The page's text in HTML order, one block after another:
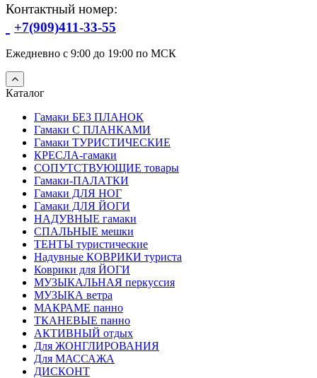
Контактный номер:
+7(909)411-33-55
Ежедневно с 9:00 до 19:00 по МСК
Каталог
Гамаки БЕЗ ПЛАНОК
Гамаки С ПЛАНКАМИ
Гамаки ТУРИСТИЧЕСКИЕ
КРЕСЛА-гамаки
СОПУТСТВУЮЩИЕ товары
Гамаки-ПАЛАТКИ
Гамаки ДЛЯ НОГ
Гамаки ДЛЯ ЙОГИ
НАДУВНЫЕ гамаки
СПАЛЬНЫЕ мешки
ТЕНТЫ туристические
Надувные КОВРИКИ туриста
Коврики для ЙОГИ
МУЗЫКАЛЬНАЯ перкуссия
МУЗЫКА ветра
МАКРАМЕ панно
ТКАНЕВЫЕ панно
АКТИВНЫЙ отдых
Для ЖОНГЛИРОВАНИЯ
Для МАССАЖА
ДИСКОНТ